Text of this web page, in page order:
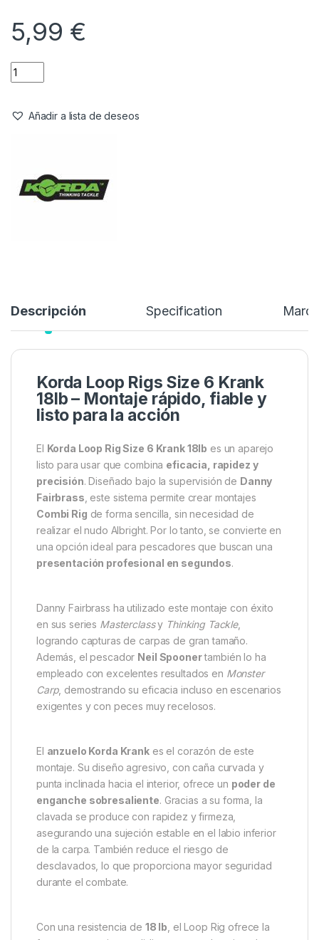
5,99 €
Añadir a lista de deseos
Descripción Specification Marca
Korda Loop Rigs Size 6 Krank
18lb – Montaje rápido, fiable y
listo para la acción
El Korda Loop Rig Size 6 Krank 18lb es un aparejo
listo para usar que combina eficacia, rapidez y
precisión. Diseñado bajo la supervisión de Danny
Fairbrass , este sistema permite crear montajes
Combi Rig de forma sencilla, sin necesidad de
realizar el nudo Albright. Por lo tanto, se convierte en
una opción ideal para pescadores que buscan una
presentación profesional en segundos.
Danny Fairbrass ha utilizado este montaje con éxito
en sus series Masterclassy Thinking Tackle,
logrando capturas de carpas de gran tamaño.
Además, el pescador Neil Spoonertambién lo ha
empleado con excelentes resultados en Monster
Carp, demostrando su eficacia incluso en escenarios
exigentes y con peces muy recelosos.
El anzuelo Korda Krankes el corazón de este
montaje. Su diseño agresivo, con caña curvada y
punta inclinada hacia el interior, ofrece un poder de
enganche sobresaliente. Gracias a su forma, la
clavada se produce con rapidez y firmeza,
asegurando una sujeción estable en el labio inferior
de la carpa. También reduce el riesgo de
desclavados, lo que proporciona mayor seguridad
durante el combate.
Con una resistencia de 18 lb , el Loop Rig ofrece la